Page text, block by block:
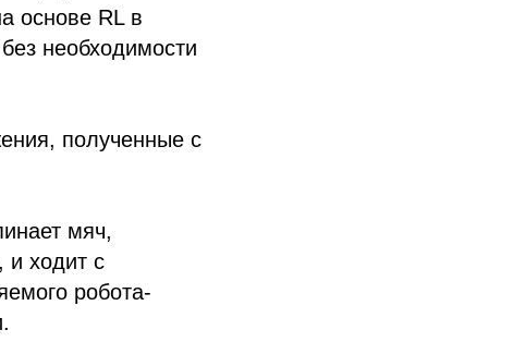
основе RL в
необходимости
полученные с
мяч,
и ходит с
робота-